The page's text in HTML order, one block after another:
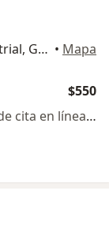
Fundidora de Monterrey 171, Industrial, Gustavo A. Madero, Gustavo A Madero • Mapa
$550
Este especialista no ofrece reserva de cita en línea en esta dirección.